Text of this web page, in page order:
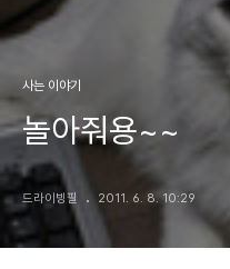
사는 이야기
놀아줘용~~
드라이빙필 2011. 6. 8. 10:29